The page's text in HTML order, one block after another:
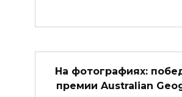
На фотографиях:
премии Australian